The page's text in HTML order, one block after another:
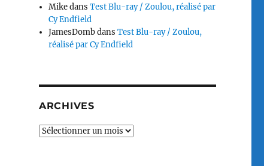
MikedansTest Blu-ray / Zoulou, réalisé par
Cy Endfield
JamesDombdansTest Blu-ray / Zoulou,
réalisé par Cy Endfield
ARCHIVES
Archives